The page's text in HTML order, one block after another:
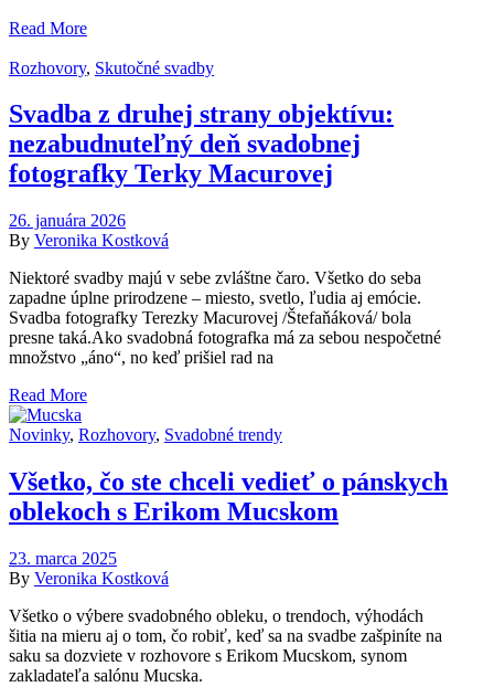
Read More
Rozhovory, Skutočné svadby
Svadba z druhej strany objektívu:
nezabudnuteľný deň svadobnej
fotografky Terky Macurovej
26. januára 2026
By Veronika Kostková
Niektoré svadby majú v sebe zvláštne čaro. Všetko do seba
zapadne úplne prirodzene – miesto, svetlo, ľudia aj emócie.
Svadba fotografky Terezky Macurovej /Štefaňáková/ bola
presne taká.Ako svadobná fotografka má za sebou nespočetné
množstvo „áno“, no keď prišiel rad na
Read More
Novinky, Rozhovory, Svadobné trendy
Všetko, čo ste chceli vedieť o pánskych
oblekoch s Erikom Mucskom
23. marca 2025
By Veronika Kostková
Všetko o výbere svadobného obleku, o trendoch, výhodách
šitia na mieru aj o tom, čo robiť, keď sa na svadbe zašpiníte na
saku sa dozviete v rozhovore s Erikom Mucskom, synom
zakladateľa salónu Mucska.